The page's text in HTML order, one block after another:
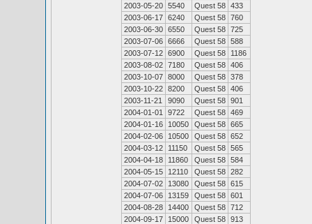
2003-05-20 5540 Quest 58 433
2003-06-17 6240 Quest 58 760
2003-06-30 6550 Quest 58 725
2003-07-06 6666 Quest 58 588
2003-07-12 6900 Quest 58
1186
2003-08-02 7180 Quest 58 406
2003-10-07 8000 Quest 58 378
2003-10-22 8200 Quest 58 406
2003-11-21
9090 Quest 58 901
2004-01-01
9722 Quest 58 469
2004-01-16
10050 Quest 58 665
2004-02-06
10500 Quest 58 652
2004-03-12
11150 Quest 58 565
2004-04-18
11860 Quest 58 584
2004-05-15
12110 Quest 58 282
2004-07-02
13080 Quest 58 615
2004-07-06
13159 Quest 58 601
2004-08-28
14400 Quest 58 712
2004-09-17
15000 Quest 58 913